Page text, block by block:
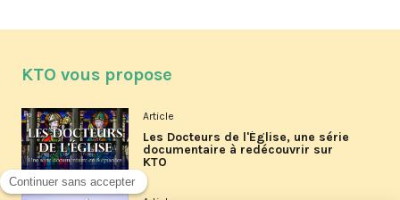
KTO vous propose
Article
Les Docteurs de l'Église, une série
documentaire à redécouvrir sur
KTO